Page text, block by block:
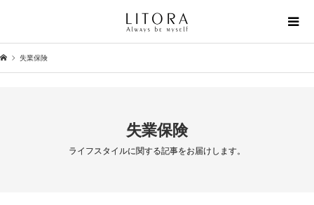
失業保険
失業保険
ライフスタイルに関する記事をお届けします。